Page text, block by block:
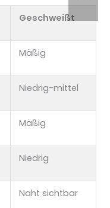
Geschweißt
Mäßig
Niedrig-mittel
Mäßig
Niedrig
Naht sichtbar